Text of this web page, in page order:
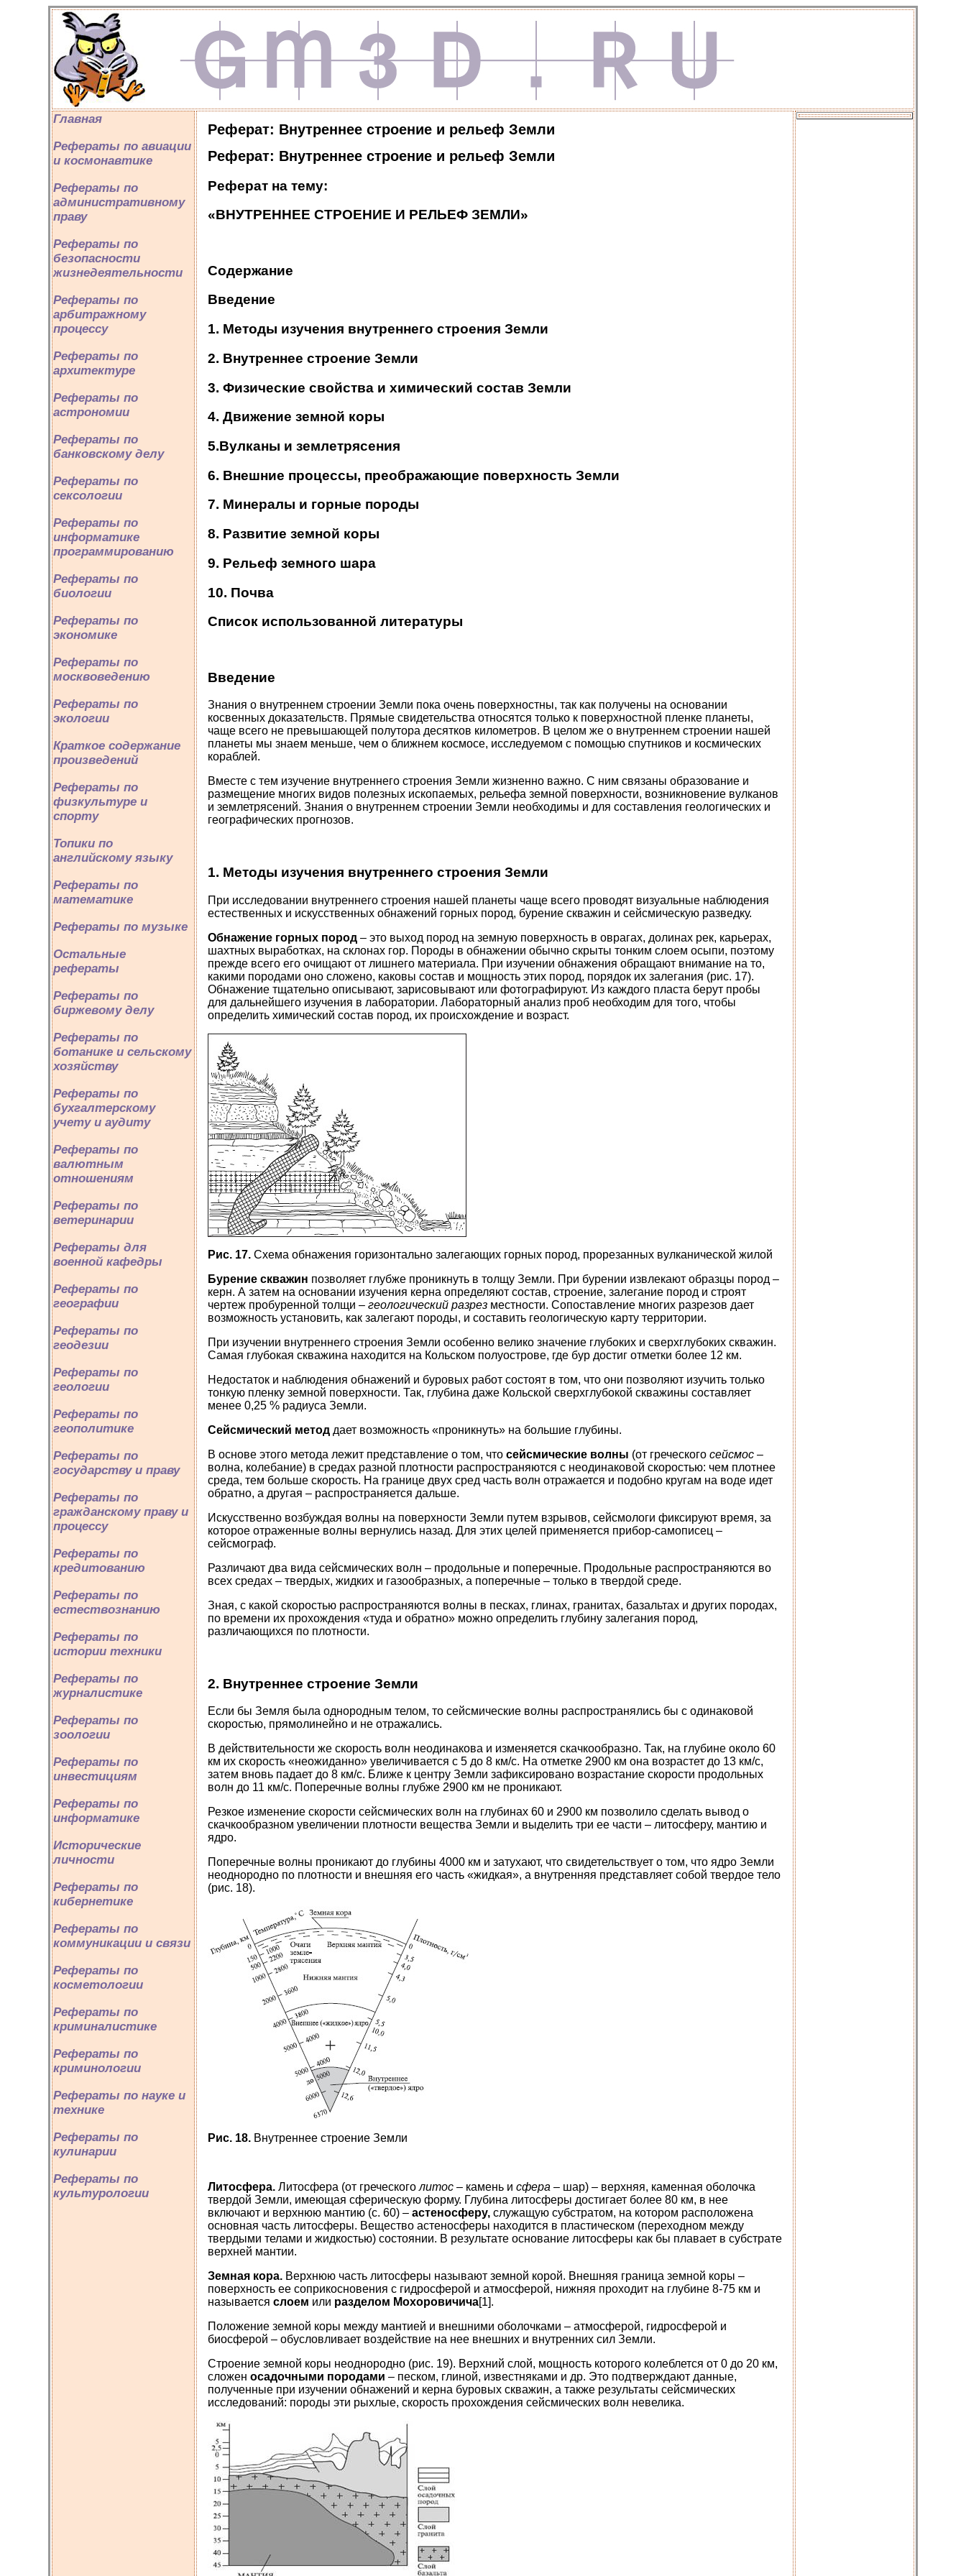
Главная
Рефераты по авиации
и космонавтике
Рефераты по
административному
праву
Рефераты по
безопасности
жизнедеятельности
Рефераты по
арбитражному
процессу
Рефераты по
архитектуре
Рефераты по
астрономии
Рефераты по
банковскому делу
Рефераты по
сексологии
Рефераты по
информатике
программированию
Рефераты по
биологии
Рефераты по
экономике
Рефераты по
москвоведению
Рефераты по
экологии
Краткое содержание
произведений
Рефераты по
физкультуре и
спорту
Топики по
английскому языку
Рефераты по
математике
Рефераты по музыке
Остальные
рефераты
Рефераты по
биржевому делу
Рефераты по
ботанике и сельскому
хозяйству
Рефераты по
бухгалтерскому
учету и аудиту
Рефераты по
валютным
отношениям
Рефераты по
ветеринарии
Рефераты для
военной кафедры
Рефераты по
географии
Рефераты по
геодезии
Рефераты по
геологии
Рефераты по
геополитике
Рефераты по
государству и праву
Рефераты по
гражданскому праву и
процессу
Рефераты по
кредитованию
Рефераты по
естествознанию
Рефераты по
истории техники
Рефераты по
журналистике
Рефераты по
зоологии
Рефераты по
инвестициям
Рефераты по
информатике
Исторические
личности
Рефераты по
кибернетике
Рефераты по
коммуникации и связи
Рефераты по
косметологии
Рефераты по
криминалистике
Рефераты по
криминологии
Рефераты по науке и
технике
Рефераты по
кулинарии
Рефераты по
культурологии
Реферат: Внутреннее строение и рельеф Земли
Реферат: Внутреннее строение и рельеф Земли
Реферат на тему:
«ВНУТРЕННЕЕ СТРОЕНИЕ И РЕЛЬЕФ ЗЕМЛИ»
Содержание
Введение
1. Методы изучения внутреннего строения Земли
2. Внутреннее строение Земли
3. Физические свойства и химический состав Земли
4. Движение земной коры
5.Вулканы и землетрясения
6. Внешние процессы, преображающие поверхность Земли
7. Минералы и горные породы
8. Развитие земной коры
9. Рельеф земного шара
10. Почва
Список использованной литературы
Введение
Знания о внутреннем строении Земли пока очень поверхностны, так как получены на основании
косвенных доказательств. Прямые свидетельства относятся только к поверхностной пленке планеты,
чаще всего не превышающей полутора десятков километров. В целом же о внутреннем строении нашей
планеты мы знаем меньше, чем о ближнем космосе, исследуемом с помощью спутников и космических
кораблей.
Вместе с тем изучение внутреннего строения Земли жизненно важно. С ним связаны образование и
размещение многих видов полезных ископаемых, рельефа земной поверхности, возникновение вулканов
и землетрясений. Знания о внутреннем строении Земли необходимы и для составления геологических и
географических прогнозов.
1. Методы изучения внутреннего строения Земли
При исследовании внутреннего строения нашей планеты чаще всего проводят визуальные наблюдения
естественных и искусственных обнажений горных пород, бурение скважин и сейсмическую разведку.
Обнажение горных пород – это выход пород на земную поверхность в оврагах, долинах рек, карьерах,
шахтных выработках, на склонах гор. Породы в обнажении обычно скрыты тонким слоем осыпи, поэтому
прежде всего его очищают от лишнего материала. При изучении обнажения обращают внимание на то,
какими породами оно сложено, каковы состав и мощность этих пород, порядок их залегания (рис. 17).
Обнажение тщательно описывают, зарисовывают или фотографируют. Из каждого пласта берут пробы
для дальнейшего изучения в лаборатории. Лабораторный анализ проб необходим для того, чтобы
определить химический состав пород, их происхождение и возраст.
Рис. 17. Схема обнажения горизонтально залегающих горных пород, прорезанных вулканической жилой
Бурение скважин позволяет глубже проникнуть в толщу Земли. При бурении извлекают образцы пород –
керн. А затем на основании изучения керна определяют состав, строение, залегание пород и строят
чертеж пробуренной толщи – геологический разрез местности. Сопоставление многих разрезов дает
возможность установить, как залегают породы, и составить геологическую карту территории.
При изучении внутреннего строения Земли особенно велико значение глубоких и сверхглубоких скважин.
Самая глубокая скважина находится на Кольском полуострове, где бур достиг отметки более 12 км.
Недостаток и наблюдения обнажений и буровых работ состоят в том, что они позволяют изучить только
тонкую пленку земной поверхности. Так, глубина даже Кольской сверхглубокой скважины составляет
менее 0,25 % радиуса Земли.
Сейсмический метод дает возможность «проникнуть» на большие глубины.
В основе этого метода лежит представление о том, что сейсмические волны (от греческого сейсмос –
волна, колебание) в средах разной плотности распространяются с неодинаковой скоростью: чем плотнее
среда, тем больше скорость. На границе двух сред часть волн отражается и подобно кругам на воде идет
обратно, а другая – распространяется дальше.
Искусственно возбуждая волны на поверхности Земли путем взрывов, сейсмологи фиксируют время, за
которое отраженные волны вернулись назад. Для этих целей применяется прибор-самописец –
сейсмограф.
Различают два вида сейсмических волн – продольные и поперечные. Продольные распространяются во
всех средах – твердых, жидких и газообразных, а поперечные – только в твердой среде.
Зная, с какой скоростью распространяются волны в песках, глинах, гранитах, базальтах и других породах,
по времени их прохождения «туда и обратно» можно определить глубину залегания пород,
различающихся по плотности.
2. Внутреннее строение Земли
Если бы Земля была однородным телом, то сейсмические волны распространялись бы с одинаковой
скоростью, прямолинейно и не отражались.
В действительности же скорость волн неодинакова и изменяется скачкообразно. Так, на глубине около 60
км их скорость «неожиданно» увеличивается с 5 до 8 км/с. На отметке 2900 км она возрастет до 13 км/с,
затем вновь падает до 8 км/с. Ближе к центру Земли зафиксировано возрастание скорости продольных
волн до 11 км/с. Поперечные волны глубже 2900 км не проникают.
Резкое изменение скорости сейсмических волн на глубинах 60 и 2900 км позволило сделать вывод о
скачкообразном увеличении плотности вещества Земли и выделить три ее части – литосферу, мантию и
ядро.
Поперечные волны проникают до глубины 4000 км и затухают, что свидетельствует о том, что ядро Земли
неоднородно по плотности и внешняя его часть «жидкая», а внутренняя представляет собой твердое тело
(рис. 18).
Рис. 18. Внутреннее строение Земли
Литосфера. Литосфера (от греческого литос – камень и сфера – шар) – верхняя, каменная оболочка
твердой Земли, имеющая сферическую форму. Глубина литосферы достигает более 80 км, в нее
включают и верхнюю мантию (с. 60) – астеносферу, служащую субстратом, на котором расположена
основная часть литосферы. Вещество астеносферы находится в пластическом (переходном между
твердыми телами и жидкостью) состоянии. В результате основание литосферы как бы плавает в субстрате
верхней мантии.
Земная кора. Верхнюю часть литосферы называют земной корой. Внешняя граница земной коры –
поверхность ее соприкосновения с гидросферой и атмосферой, нижняя проходит на глубине 8-75 км и
называется слоем или разделом Мохоровичича[1].
Положение земной коры между мантией и внешними оболочками – атмосферой, гидросферой и
биосферой – обусловливает воздействие на нее внешних и внутренних сил Земли.
Строение земной коры неоднородно (рис. 19). Верхний слой, мощность которого колеблется от 0 до 20 км,
сложен осадочными породами – песком, глиной, известняками и др. Это подтверждают данные,
полученные при изучении обнажений и керна буровых скважин, а также результаты сейсмических
исследований: породы эти рыхлые, скорость прохождения сейсмических волн невелика.